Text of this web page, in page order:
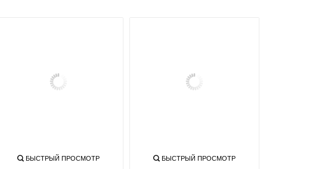
БЫСТРЫЙ ПРОСМОТР БЫСТРЫЙ ПРОСМОТР